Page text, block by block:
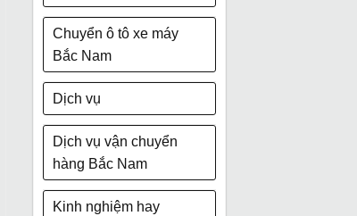
Chuyển ô tô xe máy
Bắc Nam
Dịch vụ
Dịch vụ vận chuyển
hàng Bắc Nam
Kinh nghiệm hay